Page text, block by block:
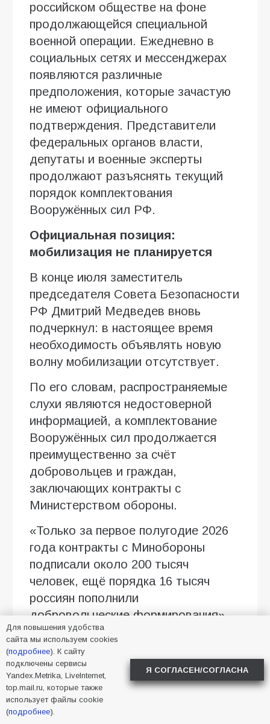
российском обществе на фоне
продолжающейся специальной
военной операции. Ежедневно в
социальных сетях и мессенджерах
появляются различные
предположения, которые зачастую
не имеют официального
подтверждения. Представители
федеральных органов власти,
депутаты и военные эксперты
продолжают разъяснять текущий
порядок комплектования
Вооружённых сил РФ.
Официальная позиция:
мобилизация не планируется
В конце июля заместитель
председателя Совета Безопасности
РФ Дмитрий Медведев вновь
подчеркнул: в настоящее время
необходимость объявлять новую
волну мобилизации отсутствует.
По его словам, распространяемые
слухи являются недостоверной
информацией, а комплектование
Вооружённых сил продолжается
преимущественно за счёт
добровольцев и граждан,
заключающих контракты с
Министерством обороны.
«Только за первое полугодие 2026
года контракты с Минобороны
подписали около 200 тысяч
человек, ещё порядка 16 тысяч
россиян пополнили
добровольческие формирования»,
— сообщил Дмитрий Медведев.
Отдельно зампред Совбеза
отметил развитие войск
беспилотных систем, где службу
начали около 40 тысяч
Для повышения удобства
сайта мы используем cookies
(подробнее). К сайту
подключены сервисы
Yandex.Metrika, LiveInternet,
top.mail.ru, которые также
использует файлы cookie
(подробнее).
Я СОГЛАСЕН/СОГЛАСНА